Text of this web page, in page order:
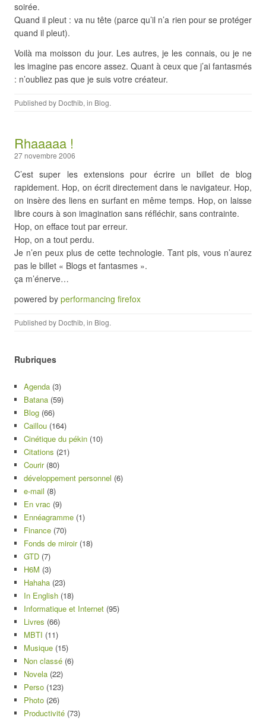
soirée.
Quand il pleut : va nu tête (parce qu’il n’a rien pour se protéger
quand il pleut).
Voilà ma moisson du jour. Les autres, je les connais, ou je ne
les imagine pas encore assez. Quant à ceux que j’ai fantasmés
: n’oubliez pas que je suis votre créateur.
Published by Docthib, in Blog.
Rhaaaaa !
27 novembre 2006
C’est super les extensions pour écrire un billet de blog
rapidement. Hop, on écrit directement dans le navigateur. Hop,
on insère des liens en surfant en même temps. Hop, on laisse
libre cours à son imagination sans réfléchir, sans contrainte.
Hop, on efface tout par erreur.
Hop, on a tout perdu.
Je n’en peux plus de cette technologie. Tant pis, vous n’aurez
pas le billet « Blogs et fantasmes ».
ça m’énerve…
powered by performancing firefox
Published by Docthib, in Blog.
Rubriques
Agenda (3)
Batana (59)
Blog (66)
Caillou (164)
Cinétique du pékin (10)
Citations (21)
Courir(80)
développement personnel (6)
e-mail (8)
En vrac (9)
Ennéagramme (1)
Finance (70)
Fonds de miroir(18)
GTD (7)
H6M (3)
Hahaha (23)
In English (18)
Informatique et Internet (95)
Livres (66)
MBTI (11)
Musique (15)
Non classé (6)
Novela (22)
Perso (123)
Photo (26)
Productivité (73)